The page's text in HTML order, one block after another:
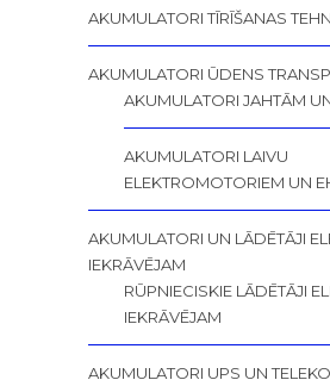
AKUMULATORI TĪRĪŠANAS
AKUMULATORI ŪDENS
AKUMULATORI JAHTĀM
AKUMULATORI LAIVU
ELEKTROMOTORIEM UN
AKUMULATORI UN LĀDĒTĀJI
IEKRĀVĒJAM
RŪPNIECISKIE LĀDĒTĀJI
IEKRĀVĒJAM
AKUMULATORI UPS UN